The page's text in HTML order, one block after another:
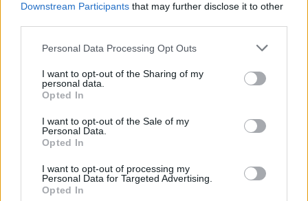
Downstream Participants that may further disclose it to other
Personal Data Processing Opt Outs
I want to opt-out of the Sharing of my
personal data.
Opted In
I want to opt-out of the Sale of my
Personal Data.
Opted In
I want to opt-out of processing my
Personal Data for Targeted Advertising.
Opted In
Inserisci tutte le lettere del puzzle:
Inserisci
Ricerca